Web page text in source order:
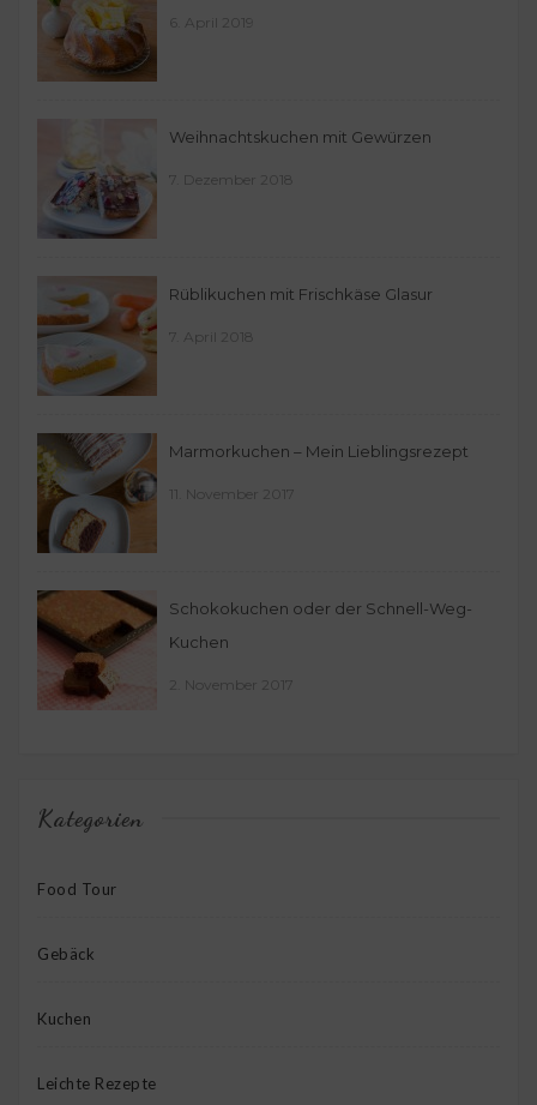
6. April 2019
Weihnachtskuchen mit Gewürzen
7. Dezember 2018
Rüblikuchen mit Frischkäse Glasur
7. April 2018
Marmorkuchen – Mein Lieblingsrezept
11. November 2017
Schokokuchen oder der Schnell-Weg-
Kuchen
2. November 2017
Kategorien
Food Tour
Gebäck
Kuchen
Leichte Rezepte